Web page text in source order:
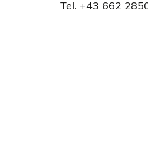
Tel. +43 662